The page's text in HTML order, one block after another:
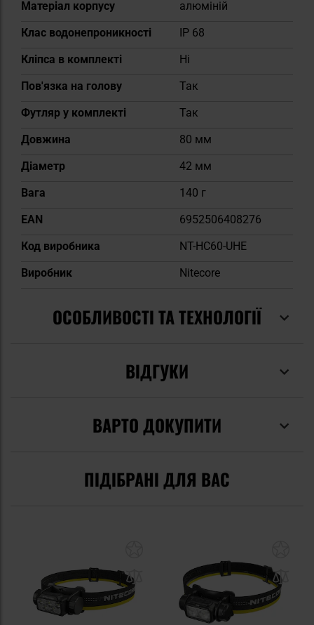
Матеріал корпусу
алюміній
Клас водонепроникності
IP 68
Кліпса в комплекті
Ні
Пов'язка на голову
Так
Футляр у комплекті
Так
Довжина
80 мм
Діаметр
42 мм
Вага
140 г
EAN
6952506408276
Код виробника
NT-HC60-UHE
Виробник
Nitecore
ОСОБЛИВОСТІ ТА ТЕХНОЛОГІЇ
ВІДГУКИ
ВАРТО ДОКУПИТИ
ПІДІБРАНІ ДЛЯ ВАС